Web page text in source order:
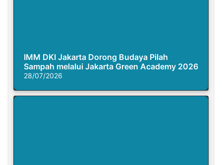
IMM DKI Jakarta Dorong Budaya Pilah
Sampah melalui Jakarta Green Academy 2026
28/07/2026